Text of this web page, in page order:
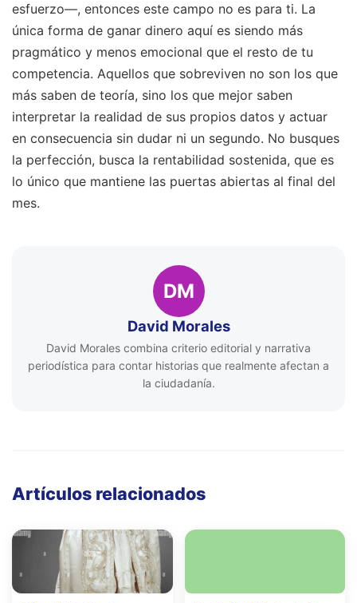
esfuerzo—, entonces este campo no es para ti. La
única forma de ganar dinero aquí es siendo más
pragmático y menos emocional que el resto de tu
competencia. Aquellos que sobreviven no son los que
más saben de teoría, sino los que mejor saben
interpretar la realidad de sus propios datos y actuar
en consecuencia sin dudar ni un segundo. No busques
la perfección, busca la rentabilidad sostenida, que es
lo único que mantiene las puertas abiertas al final del
mes.
DM
David Morales
David Morales combina criterio editorial y narrativa
periodística para contar historias que realmente afectan a
la ciudadanía.
Artículos relacionados